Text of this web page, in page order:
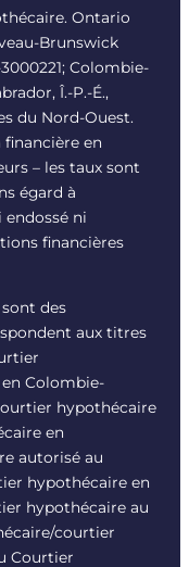
Ontario
Brunswick
; Colombie-
Î.-P.-É.,
du Nord-Ouest.
en
– les taux sont
égard à
endossé ni
financières
des
aux titres
Colombie-
hypothécaire
en
autorisé au
hypothécaire en
hypothécaire au
courtier
Courtier